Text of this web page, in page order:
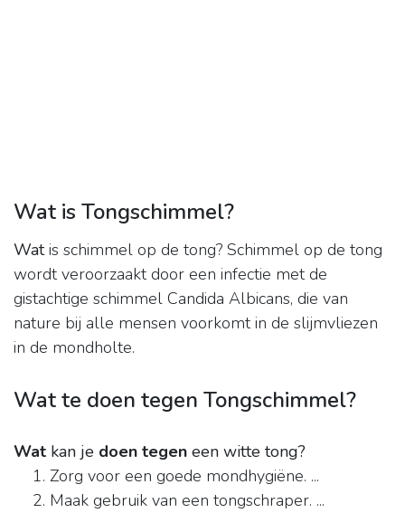
Wat is Tongschimmel?
Watis schimmel op de tong? Schimmel op de tong
wordt veroorzaakt door een infectie met de
gistachtige schimmel Candida Albicans, die van
nature bij alle mensen voorkomt in de slijmvliezen
in de mondholte.
Wat te doen tegen Tongschimmel?
Wat kan je doen tegen een witte tong?
Zorg voor een goede mondhygiëne. ...
Maak gebruik van een tongschraper. ...